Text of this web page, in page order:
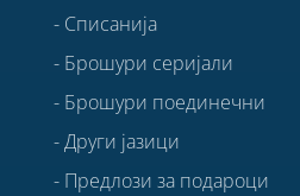
- Списанија
- Брошури серијали
- Брошури поединечни
- Други јазици
- Предлози за подароци